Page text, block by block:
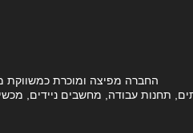
החברה מפיצה ומוכרת כמשווקת
תחנות עבודה, מחשבים ניידים,